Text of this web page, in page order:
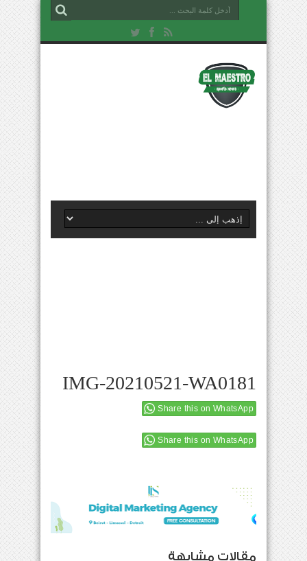
IMG-20210521-WA0181
Share this on WhatsApp
Share this on WhatsApp
مقالات مشابهة